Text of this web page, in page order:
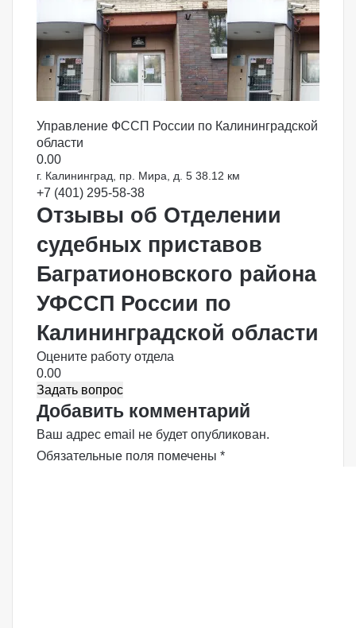
Управление ФССП России по Калининградской
области
0.00
г. Калининград, пр. Мира, д. 5 38.12 км
+7 (401) 295-58-38
Отзывы об Отделении
судебных приставов
Багратионовского района
УФССП России по
Калининградской области
Оцените работу отдела
0.00
Задать вопрос
Добавить комментарий
Ваш адрес email не будет опубликован.
Обязательные поля помечены *